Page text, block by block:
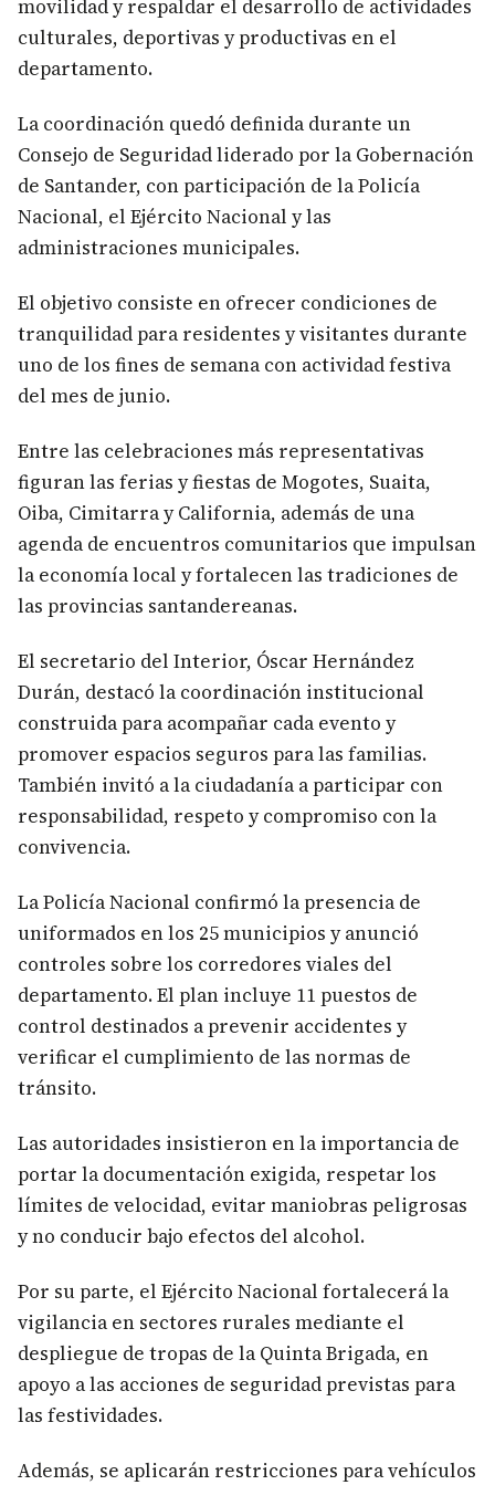
movilidad y respaldar el desarrollo de actividades
culturales, deportivas y productivas en el
departamento.
La coordinación quedó definida durante un
Consejo de Seguridad liderado por la Gobernación
de Santander, con participación de la Policía
Nacional, el Ejército Nacional y las
administraciones municipales.
El objetivo consiste en ofrecer condiciones de
tranquilidad para residentes y visitantes durante
uno de los fines de semana con actividad festiva
del mes de junio.
Entre las celebraciones más representativas
figuran las ferias y fiestas de Mogotes, Suaita,
Oiba, Cimitarra y California, además de una
agenda de encuentros comunitarios que impulsan
la economía local y fortalecen las tradiciones de
las provincias santandereanas.
El secretario del Interior, Óscar Hernández
Durán, destacó la coordinación institucional
construida para acompañar cada evento y
promover espacios seguros para las familias.
También invitó a la ciudadanía a participar con
responsabilidad, respeto y compromiso con la
convivencia.
La Policía Nacional confirmó la presencia de
uniformados en los 25 municipios y anunció
controles sobre los corredores viales del
departamento. El plan incluye 11 puestos de
control destinados a prevenir accidentes y
verificar el cumplimiento de las normas de
tránsito.
Las autoridades insistieron en la importancia de
portar la documentación exigida, respetar los
límites de velocidad, evitar maniobras peligrosas
y no conducir bajo efectos del alcohol.
Por su parte, el Ejército Nacional fortalecerá la
vigilancia en sectores rurales mediante el
despliegue de tropas de la Quinta Brigada, en
apoyo a las acciones de seguridad previstas para
las festividades.
Además, se aplicarán restricciones para vehículos